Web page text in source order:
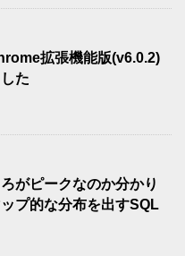
拡張機能版(v6.0.2)
た
がピークなのか分かり
プ的な分布を出すSQL